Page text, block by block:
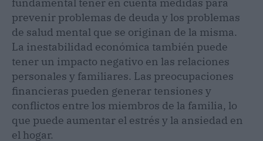
prevenir problemas de deuda y los problemas
de salud mental que se originan de la misma.
La inestabilidad económica también puede
tener un impacto negativo en las relaciones
personales y familiares. Las preocupaciones
financieras pueden generar tensiones y
conflictos entre los miembros de la familia, lo
que puede aumentar el estrés y la ansiedad en
el hogar.